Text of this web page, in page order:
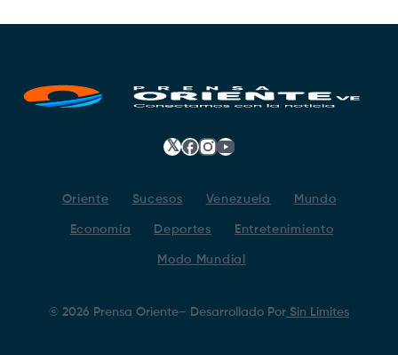
𝕏 Facebook
Instagram
YouTube
Oriente Sucesos Venezuela Mundo
Economía Deportes Entretenimiento
Modo Mundial
© 2026 Prensa Oriente– Desarrollado Por Sin Limites